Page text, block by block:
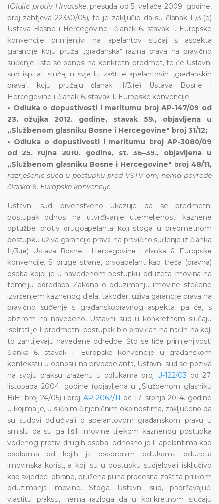
(Olujić protiv Hrvatske, presuda od 5. veljače 2009. godine,
broj zahtjeva 22330/05), te je zaključio da su članak II/3.(e)
Ustava Bosne i Hercegovine i članak 6. stavak 1. Europske
konvencije primjenjivi na apelantov slučaj s aspekta
garancije koju pruža „građanska" razina prava na pravično
suđenje. Isto se odnosi na konkretni predmet, te će Ustavni
sud ispitati slučaj u svjetlu zaštite apelantovih „građanskih
prava", koju pružaju članak II/3.(e) Ustava Bosne i
Hercegovine i članak 6. stavak 1. Europske konvencije.
• Odluka o dopustivosti i meritumu broj AP-147/09 od
23. ožujka 2012. godine, stavak 59., objavljena u
„Službenom glasniku Bosne i Hercegovine" broj 31/12;
• Odluka o dopustivosti i meritumu broj AP-3080/09
od 25. rujna 2010. godine, st. 36–39., objavljena u
„Službenom glasniku Bosne i Hercegovine" broj 48/11,
razrješenje suca u postupku pred VSTV-om, nema povrede
članka 6. Europske konvencije
Ustavni sud prvenstveno ukazuje da se predmetni
postupak odnosi na utvrđivanje utemeljenosti kaznene
optužbe protiv drugoapelanta koji stoga u predmetnom
postupku uživa garancije prava na pravično suđenje iz članka
II/3.(e) Ustava Bosne i Hercegovine i članka 6. Europske
konvencije. S druge strane, prvoapelant kao treća (pravna)
osoba kojoj je u navedenom postupku oduzeta imovina na
temelju odredaba Zakona o oduzimanju imovine stečene
izvršenjem kaznenog djela, također, uživa garancije prava na
pravično suđenje s građanskopravnog aspekta, pa će, s
obzirom na navedeno, Ustavni sud u konkretnom slučaju
ispitati je li predmetni postupak bio pravičan na način na koji
to zahtijevaju navedene odredbe. Što se tiče primjenjivosti
članka 6. stavak 1. Europske konvencije u građanskom
kontekstu u odnosu na prvoapelanta, Ustavni sud se poziva
na svoju praksu izraženu u odlukama broj U-122/03 od 27.
listopada 2004. godine (objavljena u „Službenom glasniku
BiH" broj 24/05) i broj AP-2062/11 od 17. srpnja 2014. godine
u kojima je, u sličnim činjeničnim okolnostima, zaključeno da
su sudovi odlučivali o apelantovom građanskom pravu u
smislu da su ga lišili imovine tijekom kaznenog postupka
vođenog protiv drugih osoba, odnosno je li apelantima kao
osobama od kojih je osporenim odlukama oduzeta
imovinska korist, a koji su u postupku sudjelovali isključivo
kao svjedoci obrane, pružena puna procesna zaštita prilikom
oduzimanja imovine. Stoga, Ustavni sud, podržavajući
vlastitu praksu, nema razloga da u konkretnom slučaju